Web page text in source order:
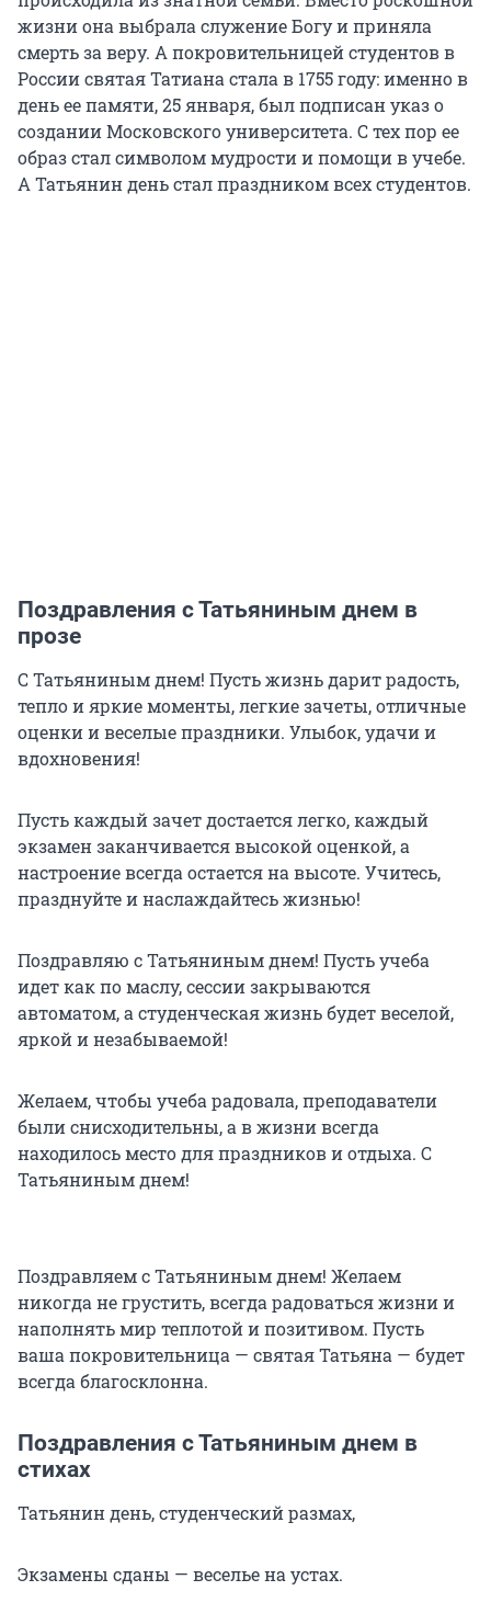
жизни она выбрала служение Богу и приняла
смерть за веру. А покровительницей студентов в
России святая Татиана стала в 1755 году: именно в
день ее памяти, 25 января, был подписан указ о
создании Московского университета. С тех пор ее
образ стал символом мудрости и помощи в учебе.
А Татьянин день стал праздником всех студентов.
Поздравления с Татьяниным днем в
прозе
С Татьяниным днем! Пусть жизнь дарит радость,
тепло и яркие моменты, легкие зачеты, отличные
оценки и веселые праздники. Улыбок, удачи и
вдохновения!
Пусть каждый зачет достается легко, каждый
экзамен заканчивается высокой оценкой, а
настроение всегда остается на высоте. Учитесь,
празднуйте и наслаждайтесь жизнью!
Поздравляю с Татьяниным днем! Пусть учеба
идет как по маслу, сессии закрываются
автоматом, а студенческая жизнь будет веселой,
яркой и незабываемой!
Желаем, чтобы учеба радовала, преподаватели
были снисходительны, а в жизни всегда
находилось место для праздников и отдыха. С
Татьяниным днем!
Поздравляем с Татьяниным днем! Желаем
никогда не грустить, всегда радоваться жизни и
наполнять мир теплотой и позитивом. Пусть
ваша покровительница — святая Татьяна — будет
всегда благосклонна.
Поздравления с Татьяниным днем в
стихах
Татьянин день, студенческий размах,
Экзамены сданы — веселье на устах.